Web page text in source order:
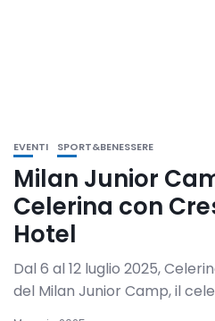
EVENTI SPORT&BENESSERE
Milan Junior
Celerina con
Hotel
Dal 6 al 12 luglio 2025,
del Milan Junior Camp, il